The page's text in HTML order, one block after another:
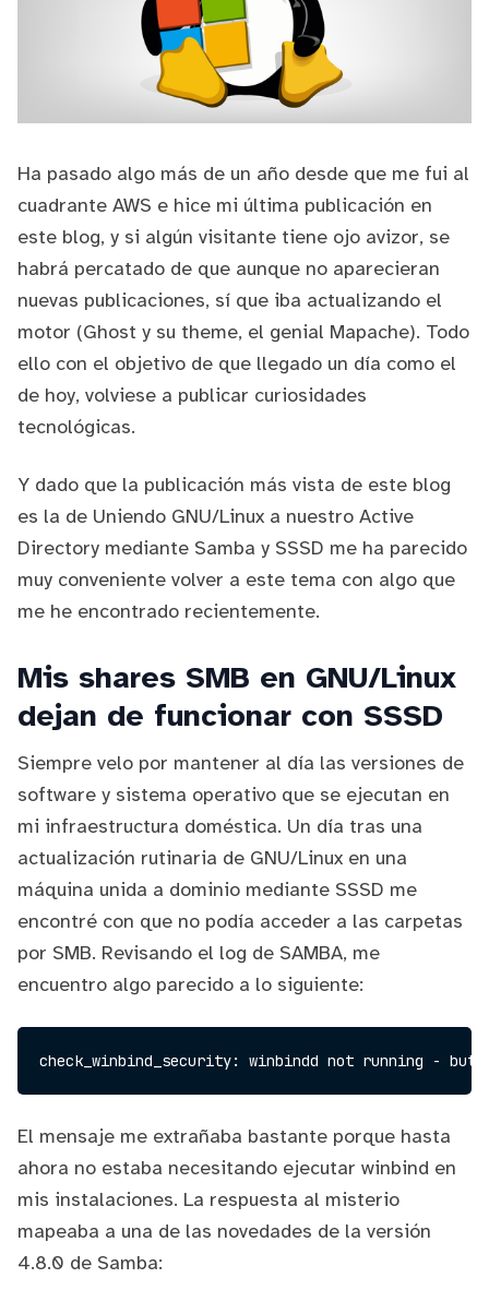
Ha pasado algo más de un año desde que me fui al
cuadrante AWS e hice mi última publicación en
este blog, y si algún visitante tiene ojo avizor, se
habrá percatado de que aunque no aparecieran
nuevas publicaciones, sí que iba actualizando el
motor (Ghost y su theme, el genial Mapache). Todo
ello con el objetivo de que llegado un día como el
de hoy, volviese a publicar curiosidades
tecnológicas.
Y dado que la publicación más vista de este blog
es la de Uniendo GNU/Linux a nuestro Active
Directory mediante Samba y SSSD me ha parecido
muy conveniente volver a este tema con algo que
me he encontrado recientemente.
Mis shares SMB en GNU/Linux
dejan de funcionar con SSSD
Siempre velo por mantener al día las versiones de
software y sistema operativo que se ejecutan en
mi infraestructura doméstica. Un día tras una
actualización rutinaria de GNU/Linux en una
máquina unida a dominio mediante SSSD me
encontré con que no podía acceder a las carpetas
por SMB. Revisando el log de SAMBA, me
encuentro algo parecido a lo siguiente:
El mensaje me extrañaba bastante porque hasta
ahora no estaba necesitando ejecutar winbind en
mis instalaciones. La respuesta al misterio
mapeaba a una de las novedades de la versión
4.8.0 de Samba: